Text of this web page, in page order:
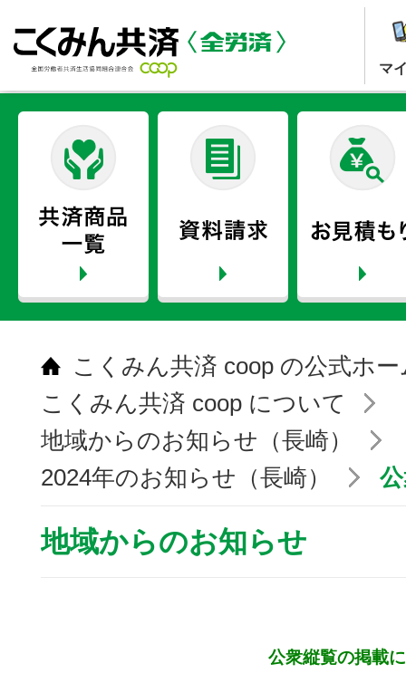
マ
こくみん共済 coop の公式ホ
こくみん共済 coop について
地域からのお知らせ（長崎）
2024年のお知らせ（長崎）
地域からのお知らせ
公衆縦覧の掲載